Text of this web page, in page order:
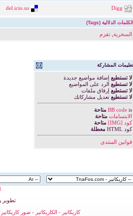
Digg
del.icio.us
الكلمات الدلالية (Tags)
السخرية ,تقزم
تعليمات المشاركة
لا تستطيع إضافة مواضيع جديدة
لا تستطيع الرد على المواضيع
لا تستطيع إرفاق ملفات
لا تستطيع تعديل مشاركاتك
BB codeis
متاحة
الابتسامات متاحة
كود [IMG]
متاحة
كود HTML
معطلة
قوانين المنتدى
تطوير
كاريكاتير - الكاريكاتير -صور كاريكاتير